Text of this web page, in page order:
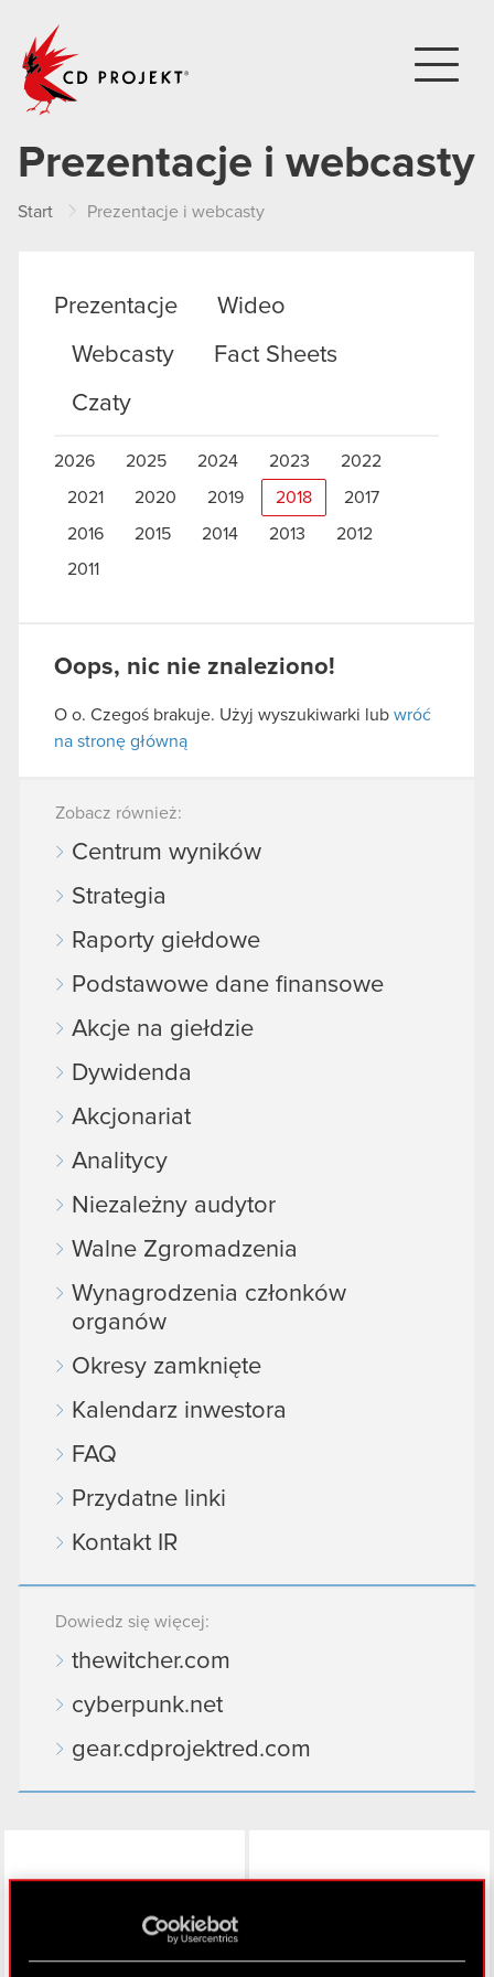
Prezentacje i webcasty
Start Prezentacje i webcasty
Prezentacje
Wideo
Webcasty
Fact Sheets
Czaty
2026 2025 2024 2023 2022
2021 2020 2019 2018 2017
2016 2015 2014 2013
2012
2011
Oops, nic nie znaleziono!
O o. Czegoś brakuje. Użyj wyszukiwarki lub wróć
na stronę główną
Zobacz również:
Centrum wyników
Strategia
Raporty giełdowe
Podstawowe dane finansowe
Akcje na giełdzie
Dywidenda
Akcjonariat
Analitycy
Niezależny audytor
Walne Zgromadzenia
Wynagrodzenia członków
organów
Okresy zamknięte
Kalendarz inwestora
FAQ
Przydatne linki
Kontakt IR
Dowiedz się więcej:
thewitcher.com
cyberpunk.net
gear.cdprojektred.com